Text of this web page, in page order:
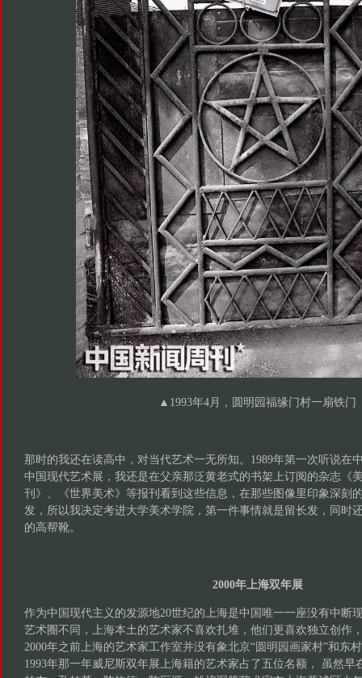
▲ 1993年4月，圆明园福缘门村一扇铁门
那时的我还在读高中，对当代艺术一无所知。1989年第一次听说在
中国现代艺术展，我还是在父亲那泛黄老式的书架上订阅的杂志《
刊》、《世界美术》等报刊看到这些信息，在那些图像里印象深刻
发，所以我决定考进大学美术学院，第一件事情就是留长发，同时
的高帮靴。
2000年上海双年展
作为中国现代主义的发源地20世纪的上海是中国唯一一座没有中断
艺术圈不同，上海本土的艺术家不喜欢扎堆，他们更喜欢独立创作
2000年之前上海的艺术家工作室并没有象北京“圆明园画家村”和东
1993年那一年威尼斯双年展上海籍的艺术家占了五位名额， 虽然早